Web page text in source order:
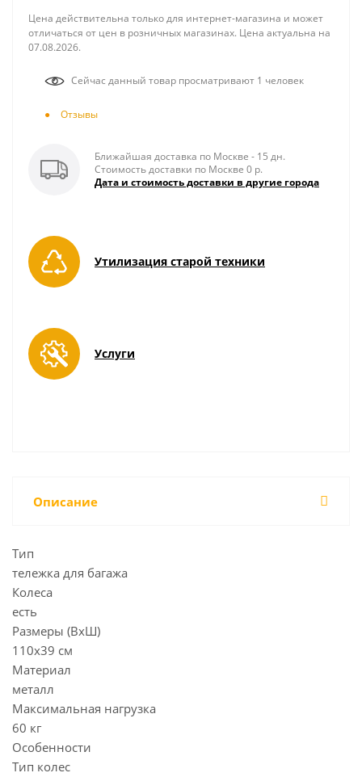
Цена действительна только для интернет-магазина и может
отличаться от цен в розничных магазинах. Цена актуальна на
07.08.2026.
Сейчас данный товар просматривают 1 человек
Отзывы
Ближайшая доставка по Москве - 15 дн.
Стоимость доставки по Москве 0 р.
Дата и стоимость доставки в другие города
Утилизация старой техники
Услуги
Описание
Тип
тележка для багажа
Колеса
есть
Размеры (ВхШ)
110х39 см
Материал
металл
Максимальная нагрузка
60 кг
Особенности
Тип колес